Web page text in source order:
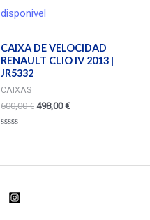
disponivel
CAIXA DE VELOCIDAD
RENAULT CLIO IV 2013 |
JR5332
CAIXAS
600,00€ 498,00€
5